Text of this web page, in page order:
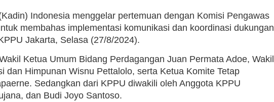
Indonesia menggelar pertemuan dengan Komisi Pengawas
membahas implementasi komunikasi dan koordinasi dukungan
Jakarta, Selasa (27/8/2024).
Ketua Umum Bidang Perdagangan Juan Permata Adoe, Wakil
dan Himpunan Wisnu Pettalolo, serta Ketua Komite Tetap
Sedangkan dari KPPU diwakili oleh Anggota KPPU
dan Budi Joyo Santoso.